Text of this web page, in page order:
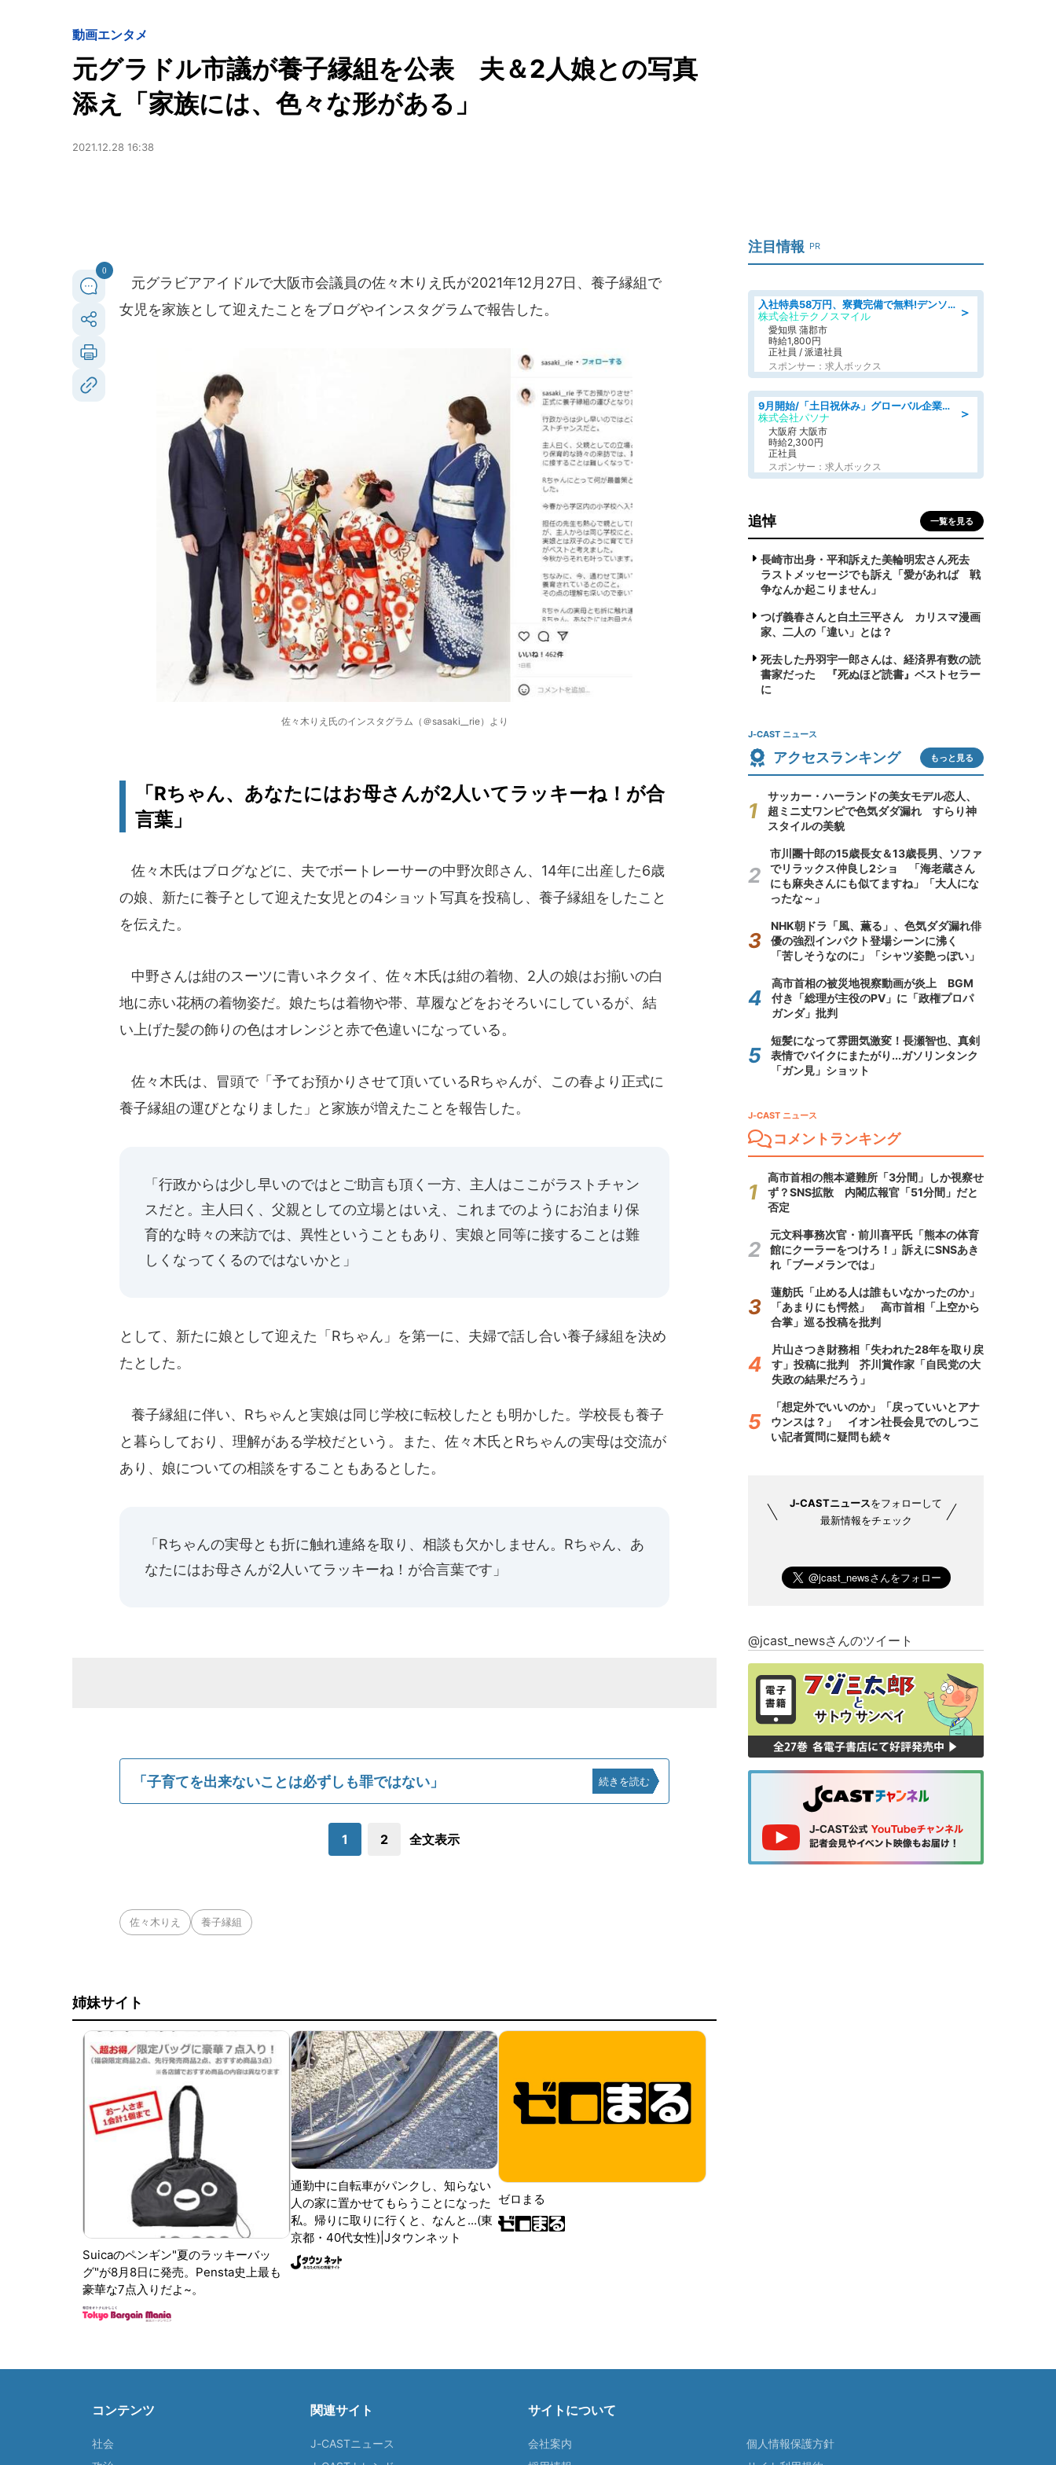
動画エンタメ
元グラドル市議が養子縁組を公表 夫＆2人娘との写真
添え「家族には、色々な形がある」
2021.12.28 16:38
0
元グラビアアイドルで大阪市会議員の佐々木りえ氏が2021年12月27日、養子縁組で
女児を家族として迎えたことをブログやインスタグラムで報告した。
佐々木りえ氏のインスタグラム（＠sasaki__rie）より
「Rちゃん、あなたにはお母さんが2人いてラッキーね！が合
言葉」
佐々木氏はブログなどに、夫でボートレーサーの中野次郎さん、14年に出産した6歳
の娘、新たに養子として迎えた女児との4ショット写真を投稿し、養子縁組をしたこと
を伝えた。
中野さんは紺のスーツに青いネクタイ、佐々木氏は紺の着物、2人の娘はお揃いの白
地に赤い花柄の着物姿だ。娘たちは着物や帯、草履などをおそろいにしているが、結
い上げた髪の飾りの色はオレンジと赤で色違いになっている。
佐々木氏は、冒頭で「予てお預かりさせて頂いているRちゃんが、この春より正式に
養子縁組の運びとなりました」と家族が増えたことを報告した。
「行政からは少し早いのではとご助言も頂く一方、主人はここがラストチャン
スだと。主人曰く、父親としての立場とはいえ、これまでのようにお泊まり保
育的な時々の来訪では、異性ということもあり、実娘と同等に接することは難
しくなってくるのではないかと」
として、新たに娘として迎えた「Rちゃん」を第一に、夫婦で話し合い養子縁組を決め
たとした。
養子縁組に伴い、Rちゃんと実娘は同じ学校に転校したとも明かした。学校長も養子
と暮らしており、理解がある学校だという。また、佐々木氏とRちゃんの実母は交流が
あり、娘についての相談をすることもあるとした。
「Rちゃんの実母とも折に触れ連絡を取り、相談も欠かしません。Rちゃん、あ
なたにはお母さんが2人いてラッキーね！が合言葉です」
「子育てを出来ないことは必ずしも罪ではない」 続きを読む
1 2 全文表示
佐々木りえ 養子縁組
姉妹サイト
Suicaのペンギン"夏のラッキーバッ
グ"が8月8日に発売。Pensta史上最も
豪華な7点入りだよ~。
通勤中に自転車がパンクし、知らない
人の家に置かせてもらうことになった
私。帰りに取りに行くと、なんと...(東
京都・40代女性)|Jタウンネット
ゼロまる
注目情報 PR
＞
入社特典58万円、寮費完備で無料!デンソーで働こう!自動車工場で小型部品の検査業務 denso aichi
株式会社テクノスマイル
愛知県 蒲郡市
時給1,800円
正社員 / 派遣社員
スポンサー：求人ボックス
＞
9月開始/「土日祝休み」グローバル企業での産業保健のお仕事/保健師/高時給/残業なし/服装自由
株式会社パソナ
大阪府 大阪市
時給2,300円
正社員
スポンサー：求人ボックス
追悼 一覧を見る
長崎市出身・平和訴えた美輪明宏さん死去
ラストメッセージでも訴え「愛があれば 戦
争なんか起こりません」
つげ義春さんと白土三平さん カリスマ漫画
家、二人の「違い」とは？
死去した丹羽宇一郎さんは、経済界有数の読
書家だった 『死ぬほど読書』ベストセラー
に
J-CAST ニュース
アクセスランキング もっと見る
サッカー・ハーランドの美女モデル恋人、
超ミニ丈ワンピで色気ダダ漏れ すらり神
スタイルの美貌
市川團十郎の15歳長女＆13歳長男、ソファ
でリラックス仲良し2ショ 「海老蔵さん
にも麻央さんにも似てますね」「大人にな
ったな～」
NHK朝ドラ「風、薫る」、色気ダダ漏れ俳
優の強烈インパクト登場シーンに沸く
「苦しそうなのに」「シャツ姿艶っぽい」
高市首相の被災地視察動画が炎上 BGM
付き「総理が主役のPV」に「政権プロパ
ガンダ」批判
短髪になって雰囲気激変！長瀬智也、真剣
表情でバイクにまたがり...ガソリンタンク
「ガン見」ショット
J-CAST ニュース
コメントランキング
高市首相の熊本避難所「3分間」しか視察せ
ず？SNS拡散 内閣広報官「51分間」だと
否定
元文科事務次官・前川喜平氏「熊本の体育
館にクーラーをつけろ！」訴えにSNSあき
れ「ブーメランでは」
蓮舫氏「止める人は誰もいなかったのか」
「あまりにも愕然」 高市首相「上空から
合掌」巡る投稿を批判
片山さつき財務相「失われた28年を取り戻
す」投稿に批判 芥川賞作家「自民党の大
失政の結果だろう」
「想定外でいいのか」「戻っていいとアナ
ウンスは？」 イオン社長会見でのしつこ
い記者質問に疑問も続々
J-CASTニュースをフォローして
最新情報をチェック
@jcast_newsさんのツイート
コンテンツ
社会
関連サイト
J-CASTニュース
サイトについて
会社案内
個人情報保護方針